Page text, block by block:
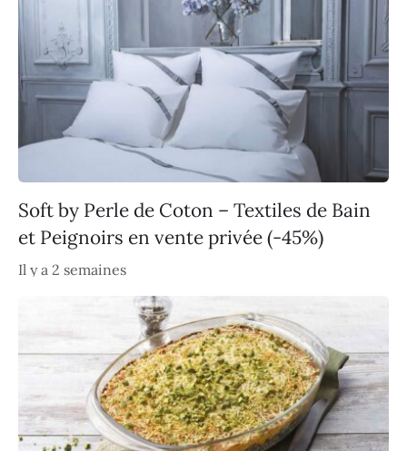
Soft by Perle de Coton – Textiles de Bain
et Peignoirs en vente privée (-45%)
Il y a 2 semaines